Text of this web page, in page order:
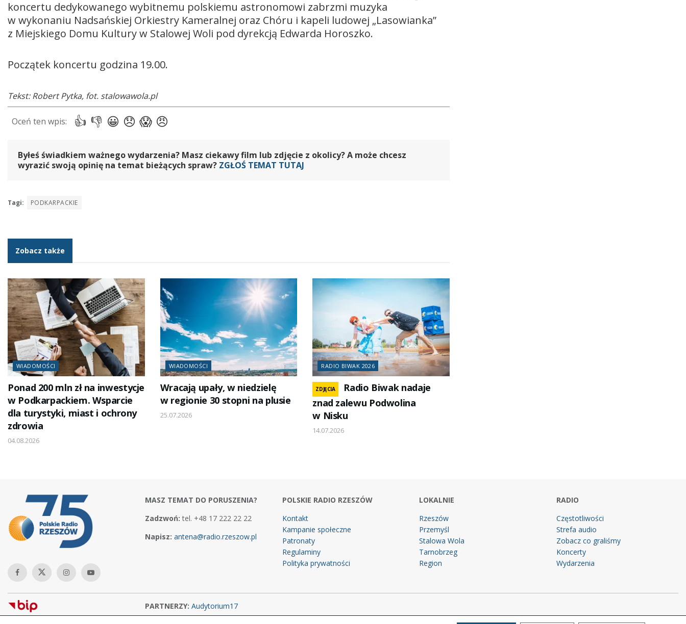
koncertu dedykowanego wybitnemu polskiemu astronomowi zabrzmi muzyka
w wykonaniu Nadsańskiej Orkiestry Kameralnej oraz Chóru i kapeli ludowej „Lasowianka”
z Miejskiego Domu Kultury w Stalowej Woli pod dyrekcją Edwarda Horoszko.
Początek koncertu godzina 19.00.
Tekst: Robert Pytka, fot. stalowawola.pl
Byłeś świadkiem ważnego wydarzenia? Masz ciekawy film lub zdjęcie z okolicy? A może chcesz
wyrazić swoją opinię na temat bieżących spraw? ZGŁOŚ TEMAT TUTAJ
Tagi: PODKARPACKIE
Zobacz także
WIADOMOŚCI
Ponad 200 mln zł na inwestycje
w Podkarpackiem. Wsparcie
dla turystyki, miast i ochrony
zdrowia
04.08.2026
WIADOMOŚCI
Wracają upały, w niedzielę
w regionie 30 stopni na plusie
25.07.2026
RADIO BIWAK 2026
ZDJĘCIA
Radio Biwak nadaje
znad zalewu Podwolina
w Nisku
14.07.2026
MASZ TEMAT DO PORUSZENIA?
Zadzwoń: tel. +48 17 222 22 22
Napisz: antena@radio.rzeszow.pl
POLSKIE RADIO RZESZÓW
Kontakt
Kampanie społeczne
Patronaty
Regulaminy
Polityka prywatności
LOKALNIE
Rzeszów
Przemyśl
Stalowa Wola
Tarnobrzeg
Region
RADIO
Częstotliwości
Strefa audio
Zobacz co graliśmy
Koncerty
Wydarzenia
PARTNERZY: Audytorium17